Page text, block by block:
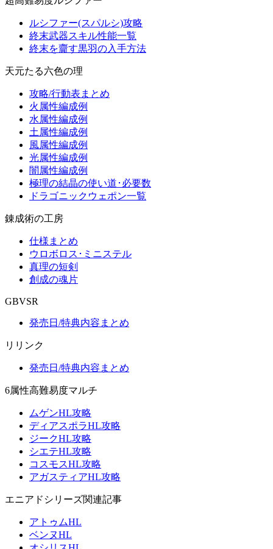
ルシファー(スパルシ)攻略
終末武器スキル性能一覧
終末を齎す黒羽の入手方法
天元たる六色の理
攻略/行動表まとめ
火属性編成例
水属性編成例
土属性編成例
風属性編成例
光属性編成例
闇属性編成例
極理の結晶の使い道･必要数
ドラゴニックウェポン一覧
錬成術の工房
仕様まとめ
ウロボロス･ミニステル
真理の短剣
創成の魂片
GBVSR
発売日/特典内容まとめ
リリンク
発売日/特典内容まとめ
6属性高難易度マルチ
ムゲンHL攻略
ディアスポラHL攻略
ジークHL攻略
シエテHL攻略
コスモスHL攻略
アガスティアHL攻略
エニアドシリーズ関連記事
アトゥムHL
ベンヌHL